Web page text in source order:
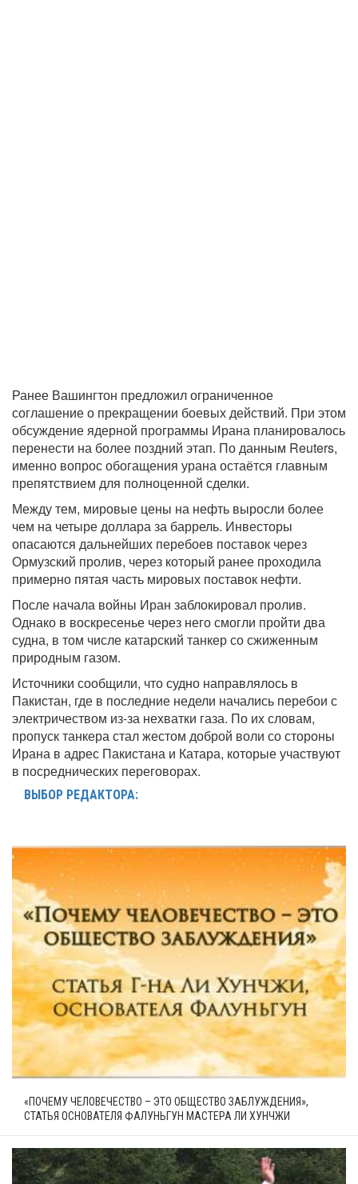
Ранее Вашингтон предложил ограниченное
соглашение о прекращении боевых действий. При этом
обсуждение ядерной программы Ирана планировалось
перенести на более поздний этап. По данным Reuters,
именно вопрос обогащения урана остаётся главным
препятствием для полноценной сделки.
Между тем, мировые цены на нефть выросли более
чем на четыре доллара за баррель. Инвесторы
опасаются дальнейших перебоев поставок через
Ормузский пролив, через который ранее проходила
примерно пятая часть мировых поставок нефти.
После начала войны Иран заблокировал пролив.
Однако в воскресенье через него смогли пройти два
судна, в том числе катарский танкер со сжиженным
природным газом.
Источники сообщили, что судно направлялось в
Пакистан, где в последние недели начались перебои с
электричеством из-за нехватки газа. По их словам,
пропуск танкера стал жестом доброй воли со стороны
Ирана в адрес Пакистана и Катара, которые участвуют
в посреднических переговорах.
ВЫБОР РЕДАКТОРА:
«ПОЧЕМУ ЧЕЛОВЕЧЕСТВО – ЭТО ОБЩЕСТВО ЗАБЛУЖДЕНИЯ»,
СТАТЬЯ ОСНОВАТЕЛЯ ФАЛУНЬГУН МАСТЕРА ЛИ ХУНЧЖИ